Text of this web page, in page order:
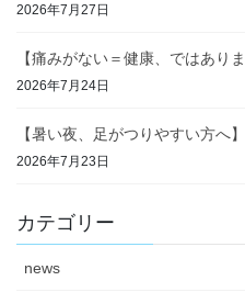
2026年7月27日
【痛みがない＝健康、ではありま
2026年7月24日
【暑い夜、足がつりやすい方へ】
2026年7月23日
カテゴリー
news